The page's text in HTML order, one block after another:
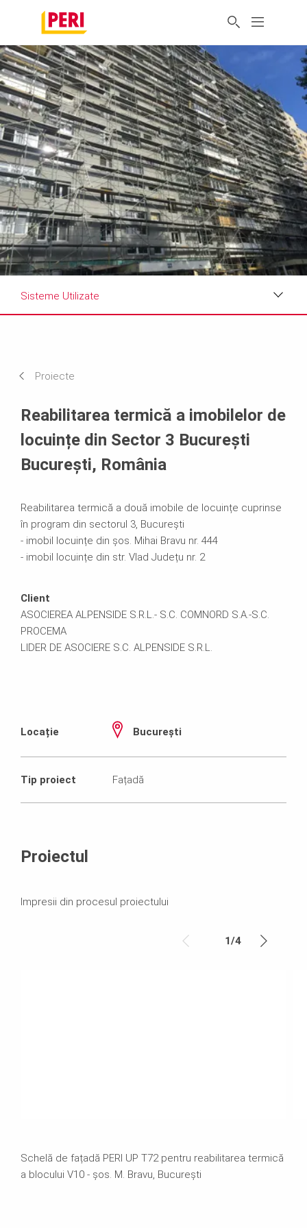
Sisteme Utilizate
Proiecte
Reabilitarea termică a imobilelor de
locuințe din Sector 3 București
București, România
Reabilitarea termică a două imobile de locuințe cuprinse
în program din sectorul 3, București
- imobil locuințe din șos. Mihai Bravu nr. 444
- imobil locuințe din str. Vlad Județu nr. 2
Client
ASOCIEREA ALPENSIDE S.R.L.- S.C. COMNORD S.A.-S.C.
PROCEMA
LIDER DE ASOCIERE S.C. ALPENSIDE S.R.L.
Locație București
Tip proiect Fațadă
Proiectul
Impresii din procesul proiectului
1/4
Schelă de fațadă PERI UP T72 pentru reabilitarea termică
a blocului V10 - șos. M. Bravu, București